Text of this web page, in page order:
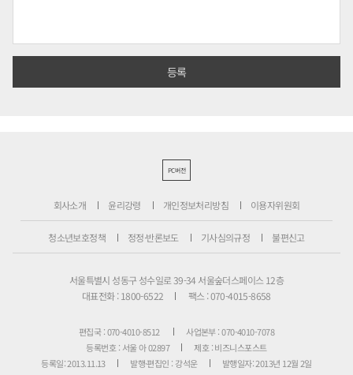
PC버전
회사소개 윤리강령 개인정보처리방침 이용자위원회
청소년보호정책 정정·반론보도 기사심의규정 불편신고
서울특별시 성동구 성수일로 39-34 서울숲더스페이스 12층
대표전화 : 1800-6522
팩스 : 070-4015-8658
편집국 : 070-4010-8512
사업본부 : 070-4010-7078
등록번호 : 서울 아 02897
제호 : 비즈니스포스트
등록일: 2013.11.13
발행·편집인 : 강석운
발행일자: 2013년 12월 2일